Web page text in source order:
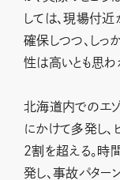
しては、現場付近
確保しつつ、しっ
性は高いとも思わ
北海道内でのエ
にかけて多発し
2割を超える。
発し、事故パター